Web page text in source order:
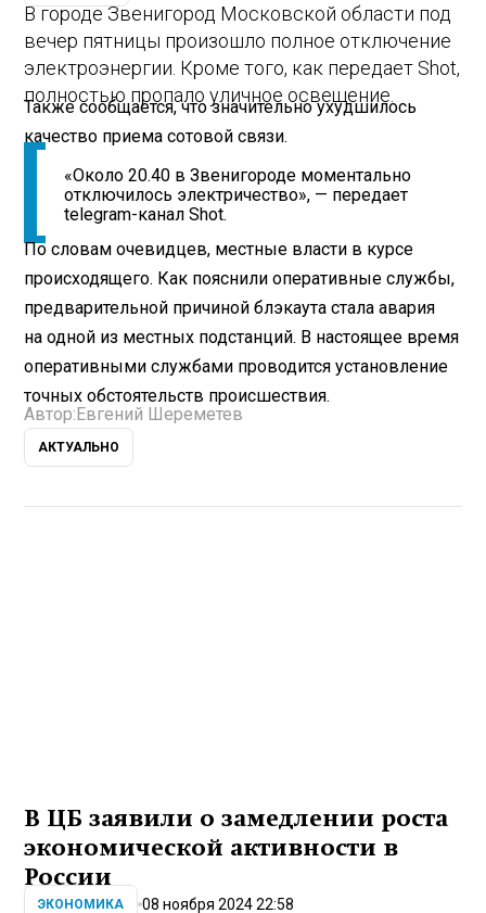
В городе Звенигород Московской области под
вечер пятницы произошло полное отключение
электроэнергии. Кроме того, как передает Shot,
полностью пропало уличное освещение.
Также сообщается, что значительно ухудшилось
качество приема сотовой связи.
«Около 20.40 в Звенигороде моментально
отключилось электричество», — передает
telegram-канал Shot.
По словам очевидцев, местные власти в курсе
происходящего. Как пояснили оперативные службы,
предварительной причиной блэкаута стала авария
на одной из местных подстанций. В настоящее время
оперативными службами проводится установление
точных обстоятельств происшествия.
Автор: Евгений Шереметев
АКТУАЛЬНО
В ЦБ заявили о замедлении роста
экономической активности в
России
ЭКОНОМИКА 08 ноября 2024 22:58